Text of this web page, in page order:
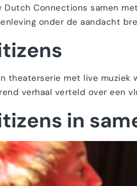
Dutch Connections samen
onder de aandacht
theaterserie met live muziek
verhaal verteld over een
in